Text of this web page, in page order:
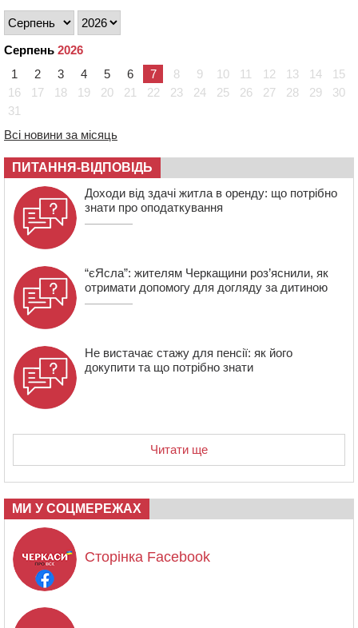
09:08 Встановити гойдалки, карусель і закупити іграшки: у
Черкасах просять покращити умови в дитсадку
08:22 “На щиті” у Чорнобаївську громаду повертається
полеглий біля Кліщіївки воїн
07:30
Понад 968 мільйонів гривень земельного податку
спортсмени тріумфували на чемпіонаті України
20:31 На Черкащині спека протримається ще день
Серпень 2026
1
2 3 4 5 6 7 8 9 10 11 12 13 14
15
16
17 18 19 20 21 22 23 24 25 26 27 28 29
30
31
Всі новини за місяць
ПИТАННЯ-ВІДПОВІДЬ
Доходи від здачі житла в оренду: що потрібно
знати про оподаткування
“єЯсла”: жителям Черкащини роз’яснили, як
отримати допомогу для догляду за дитиною
Не вистачає стажу для пенсії: як його
докупити та що потрібно знати
Читати ще
МИ У СОЦМЕРЕЖАХ
Сторінка Facebook